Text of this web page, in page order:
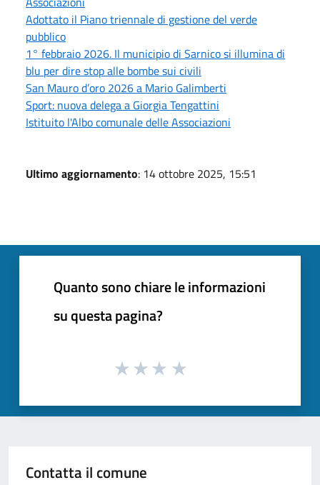
Adottato il Piano triennale di gestione del verde
pubblico
1° febbraio 2026. Il municipio di Sarnico si illumina di
blu per dire stop alle bombe sui civili
San Mauro d’oro 2026 a Mario Galimberti
Sport: nuova delega a Giorgia Tengattini
Istituito l'Albo comunale delle Associazioni
Ultimo aggiornamento: 14 ottobre 2025, 15:51
Quanto sono chiare le informazioni
su questa pagina?
Contatta il comune